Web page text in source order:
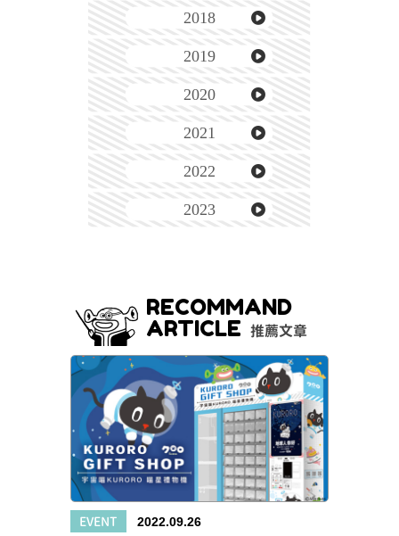
2018
2019
2020
2021
2022
2023
RECOMMAND
ARTICLE 推薦文章
EVENT 2022.09.26